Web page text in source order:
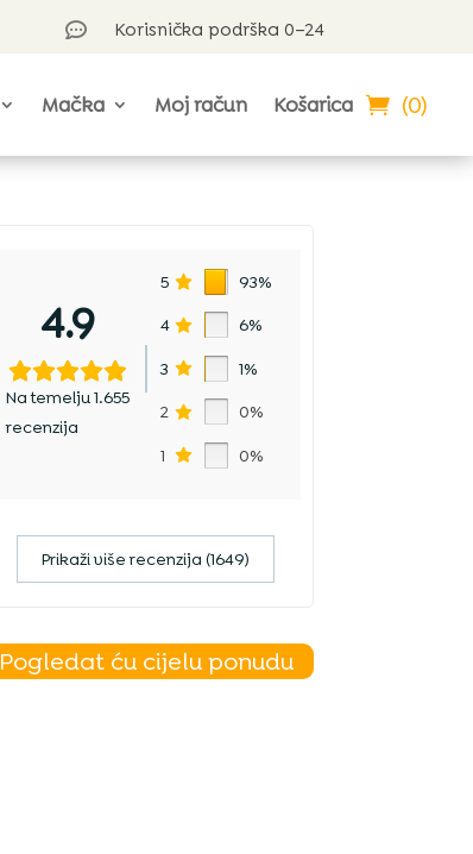
 Korisnička podrška 0–24
Mačka Moj račun Košarica (0)
4.9
Na temelju 1.655
recenzija
5 93%
4 6%
3 1%
2 0%
1 0%
Prikaži više recenzija (1649)
Pogledat ću cijelu ponudu